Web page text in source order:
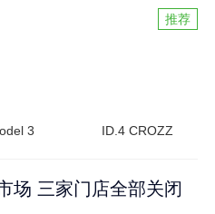
推荐
3 ID.4 CROZZ
场 三家门店全部关闭